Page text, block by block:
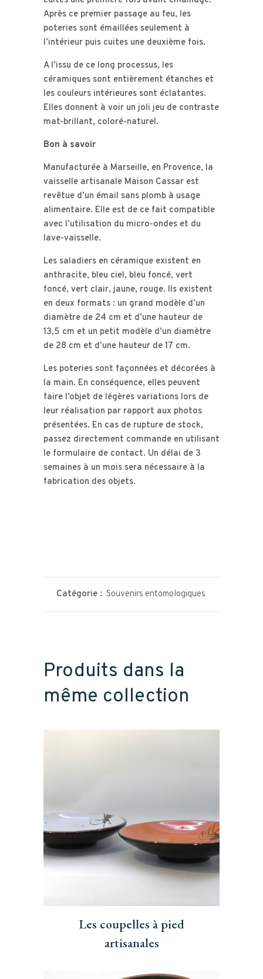
Après ce premier passage au feu, les
poteries sont émaillées seulement à
l’intérieur puis cuites une deuxième fois.
A l’issu de ce long processus, les
céramiques sont entièrement étanches et
les couleurs intérieures sont éclatantes.
Elles donnent à voir un joli jeu de contraste
mat-brillant, coloré-naturel.
Bon à savoir
Manufacturée à Marseille, en Provence, la
vaisselle artisanale Maison Cassar est
revêtue d’un émail sans plomb à usage
alimentaire. Elle est de ce fait compatible
avec l’utilisation du micro-ondes et du
lave-vaisselle.
Les saladiers en céramique existent en
anthracite, bleu ciel, bleu foncé, vert
foncé, vert clair, jaune, rouge. Ils existent
en deux formats : un grand modèle d’un
diamètre de 24 cm et d’une hauteur de
13,5 cm et un petit modèle d’un diamètre
de 28 cm et d’une hauteur de 17 cm.
Les poteries sont façonnées et décorées à
la main. En conséquence, elles peuvent
faire l’objet de légères variations lors de
leur réalisation par rapport aux photos
présentées. En cas de rupture de stock,
passez directement commande en utilisant
le formulaire de contact. Un délai de 3
semaines à un mois sera nécessaire à la
fabrication des objets.
Catégorie : Souvenirs entomologiques
Produits dans la
même collection
Les coupelles à pied
artisanales